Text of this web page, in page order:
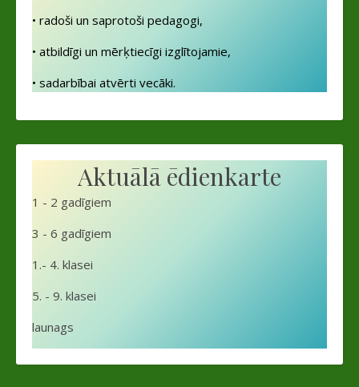
• radoši un saprotoši pedagogi,
• atbildīgi un mērķtiecīgi izglītojamie,
• sadarbībai atvērti vecāki.
Aktuālā ēdienkarte
1 - 2 gadīgiem
3 - 6 gadīgiem
1.- 4. klasei
5. - 9. klasei
launags